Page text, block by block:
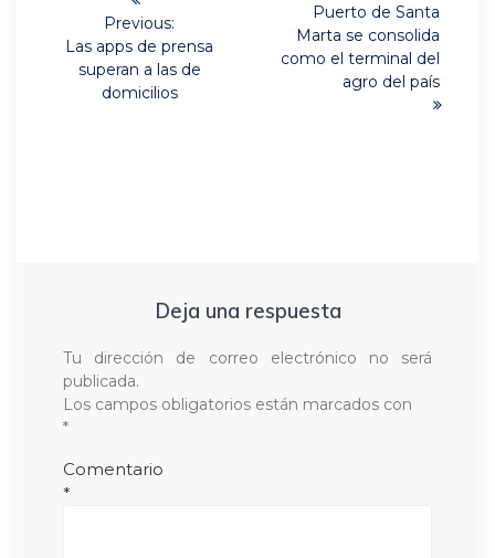
entradas
Previous:
Previous
post:
Las apps de prensa
superan a las de
domicilios
post:
Puerto de Santa
Marta se consolida
como el terminal del
agro del país
Deja una respuesta
Tu dirección de correo electrónico no será
publicada.
Los campos obligatorios están marcados con
*
Comentario
*